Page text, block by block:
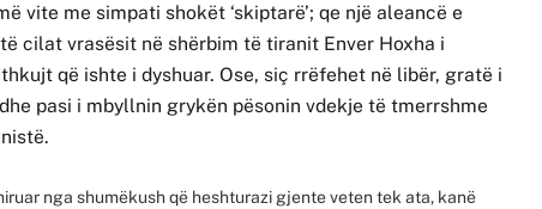
vite me simpati shokët ‘skiptarë’; qe një aleancë e
cilat vrasësit në shërbim të tiranit Enver Hoxha i
që ishte i dyshuar. Ose, siç rrëfehet në libër, gratë i
pasi i mbyllnin grykën pësonin vdekje të tmerrshme
nga shumëkush që heshturazi gjente veten tek ata, kanë